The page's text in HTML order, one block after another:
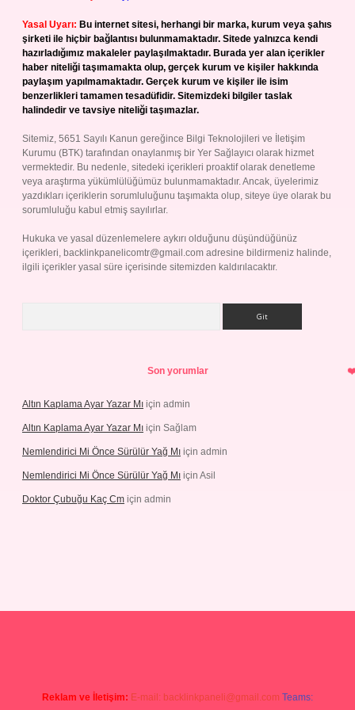
Yasal Uyarı: Bu internet sitesi, herhangi bir marka, kurum veya şahıs
şirketi ile hiçbir bağlantısı bulunmamaktadır. Sitede yalnızca kendi
hazırladığımız makaleler paylaşılmaktadır. Burada yer alan içerikler
haber niteliği taşımamakta olup, gerçek kurum ve kişiler hakkında
paylaşım yapılmamaktadır. Gerçek kurum ve kişiler ile isim
benzerlikleri tamamen tesadüfidir. Sitemizdeki bilgiler taslak
halindedir ve tavsiye niteliği taşımazlar.
Sitemiz, 5651 Sayılı Kanun gereğince Bilgi Teknolojileri ve İletişim
Kurumu (BTK) tarafından onaylanmış bir Yer Sağlayıcı olarak hizmet
vermektedir. Bu nedenle, sitedeki içerikleri proaktif olarak denetleme
veya araştırma yükümlülüğümüz bulunmamaktadır. Ancak, üyelerimiz
yazdıkları içeriklerin sorumluluğunu taşımakta olup, siteye üye olarak bu
sorumluluğu kabul etmiş sayılırlar.
Hukuka ve yasal düzenlemelere aykırı olduğunu düşündüğünüz
içerikleri, backlinkpanelicomtr@gmail.com adresine bildirmeniz halinde,
ilgili içerikler yasal süre içerisinde sitemizden kaldırılacaktır.
Son yorumlar
Altın Kaplama Ayar Yazar Mı için admin
Altın Kaplama Ayar Yazar Mı için Sağlam
Nemlendirici Mi Önce Sürülür Yağ Mı için admin
Nemlendirici Mi Önce Sürülür Yağ Mı için Asil
Doktor Çubuğu Kaç Cm için admin
Reklam ve İletişim: E-mail: backlinkpaneli@gmail.com Teams: